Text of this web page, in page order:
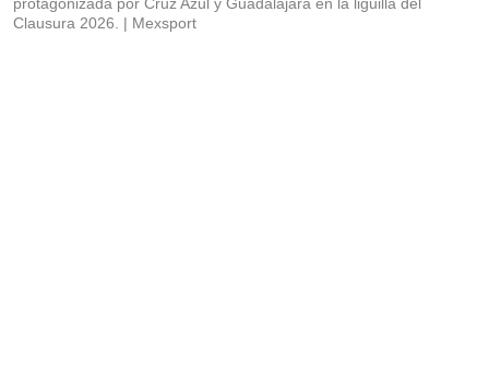
protagonizada por Cruz Azul y Guadalajara en la liguilla del
Clausura 2026.
Mexsport